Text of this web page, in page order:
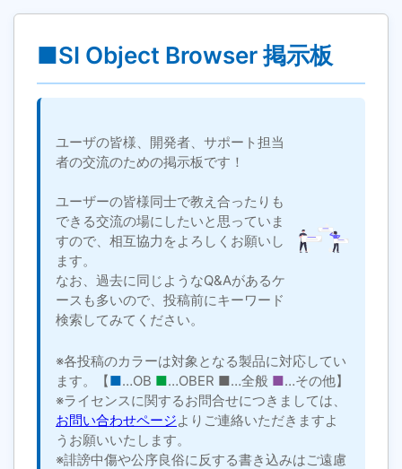
■SI Object Browser 掲示板
ユーザの皆様、開発者、サポート担当
者の交流のための掲示板です！
ユーザーの皆様同士で教え合ったりも
できる交流の場にしたいと思っていま
すので、相互協力をよろしくお願いし
ます。
なお、過去に同じようなQ&Aがあるケ
ースも多いので、投稿前にキーワード
検索してみてください。
※各投稿のカラーは対象となる製品に対応してい
ます。【■…OB ■…OBER ■…全般 ■…その他】
※ライセンスに関するお問合せにつきましては、
お問い合わせページよりご連絡いただきますよ
うお願いいたします。
※誹謗中傷や公序良俗に反する書き込みはご遠慮